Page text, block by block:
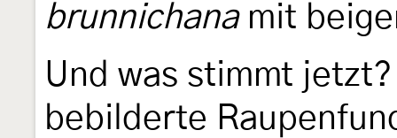
brunnichanamit
Und was stimmt
bebilderte